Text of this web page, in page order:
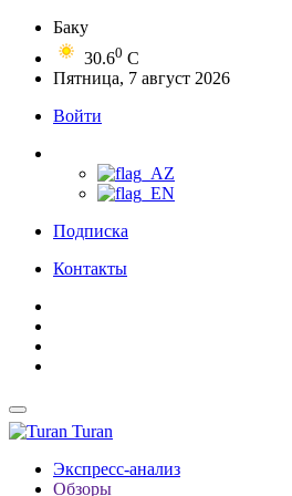
Баку
30.60 C
Пятница, 7 август 2026
Войти
Подписка
Контакты
Turan
Экспресс-анализ
Обзоры